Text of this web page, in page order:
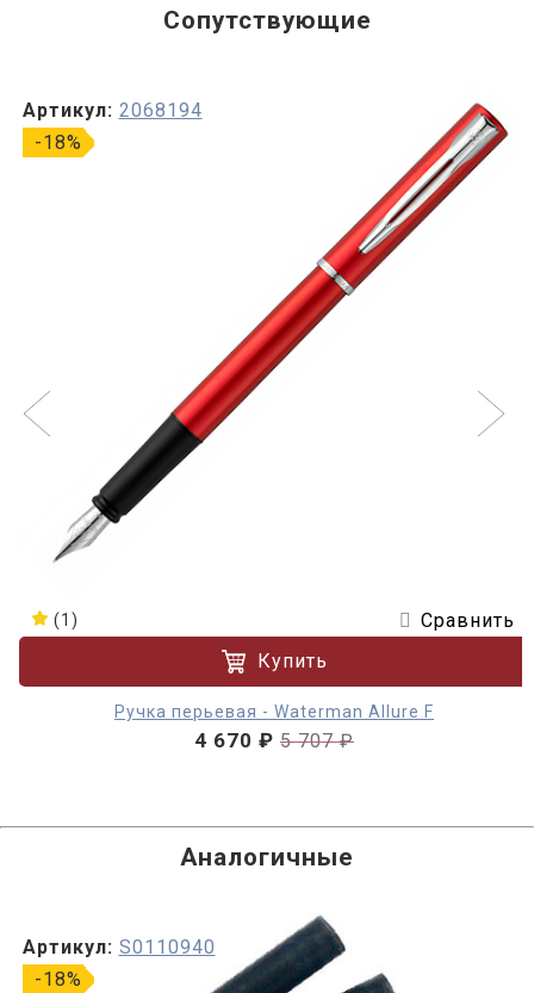
Сопутствующие
-18%
Артикул: 2068194
(1)
Сравнить
Купить
Ручка перьевая - Waterman Allure F
4 670 ₽ 5 707 ₽
Аналогичные
-18%
Артикул: S0110940